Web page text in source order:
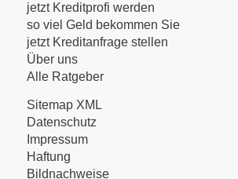
jetzt Kreditprofi werden
so viel Geld bekommen Sie
jetzt Kreditanfrage stellen
Über uns
Alle Ratgeber
Sitemap XML
Datenschutz
Impressum
Haftung
Bildnachweise